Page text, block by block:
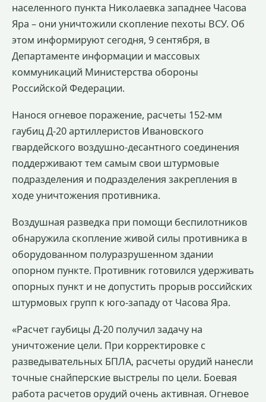
населенного пункта Николаевка западнее Часова
Яра – они уничтожили скопление пехоты ВСУ. Об
этом информируют сегодня, 9 сентября, в
Департаменте информации и массовых
коммуникаций Министерства обороны
Российской Федерации.
Нанося огневое поражение, расчеты 152-мм
гаубиц Д-20 артиллеристов Ивановского
гвардейского воздушно-десантного соединения
поддерживают тем самым свои штурмовые
подразделения и подразделения закрепления в
ходе уничтожения противника.
Воздушная разведка при помощи беспилотников
обнаружила скопление живой силы противника в
оборудованном полуразрушенном здании
опорном пункте. Противник готовился удерживать
опорных пункт и не допустить прорыв российских
штурмовых групп к юго-западу от Часова Яра.
«Расчет гаубицы Д-20 получил задачу на
уничтожение цели. При корректировке с
разведывательных БПЛА, расчеты орудий нанесли
точные снайперские выстрелы по цели. Боевая
работа расчетов орудий очень активная. Огневое